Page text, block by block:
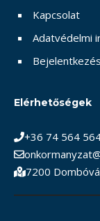
Kapcsolat
Adatvédelmi
Bejelentkezés
Elérhetőségek
+36 74 564
7200